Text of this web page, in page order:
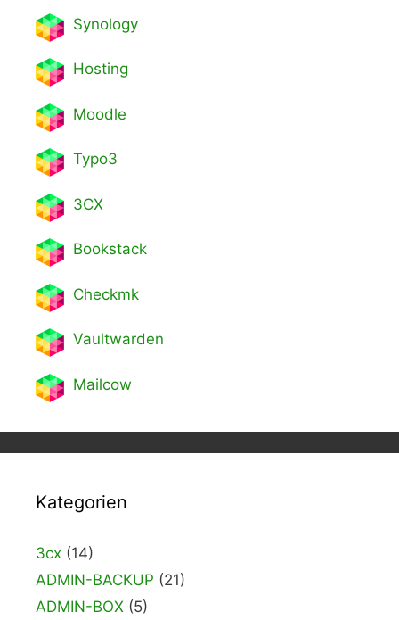
Synology
Hosting
Moodle
Typo3
3CX
Bookstack
Checkmk
Vaultwarden
Mailcow
Kategorien
3cx (14)
ADMIN-BACKUP (21)
ADMIN-BOX (5)